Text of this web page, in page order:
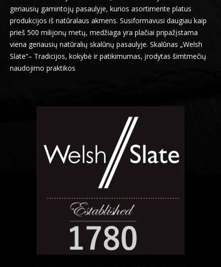
geriausių gamintojų pasaulyje, kurios asortimente platus
produkcijos iš natūralaus akmens. Susiformavusi daugiau kaip
prieš 500 milijonų metų, medžiaga yra plačiai pripažįstama
viena geriausių natūralių skalūnų pasaulyje. Skalūnas „Welsh
Slate“– Tradicijos, kokybė ir patikimumas, įrodytas šimtmečių
naudojimo praktikos